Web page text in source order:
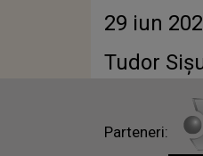
29 iun
Tudor
Parteneri: